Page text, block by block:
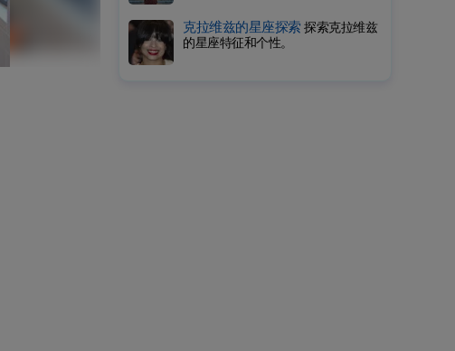
克拉维兹的星座探索探索克拉维兹
的星座特征和个性。